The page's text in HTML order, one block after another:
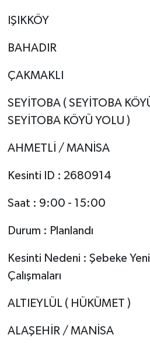
IŞIKKÖY
BAHADIR
ÇAKMAKLI
SEYİTOBA ( SEYİTOBA
SEYİTOBA KÖYÜ YOLU )
AHMETLİ / MANİSA
Kesinti ID : 2680914
Saat : 9:00 - 15:00
Durum : Planlandı
Kesinti Nedeni : Şebeke
Çalışmaları
ALTIEYLÜL ( HÜKÜMET )
ALAŞEHİR / MANİSA